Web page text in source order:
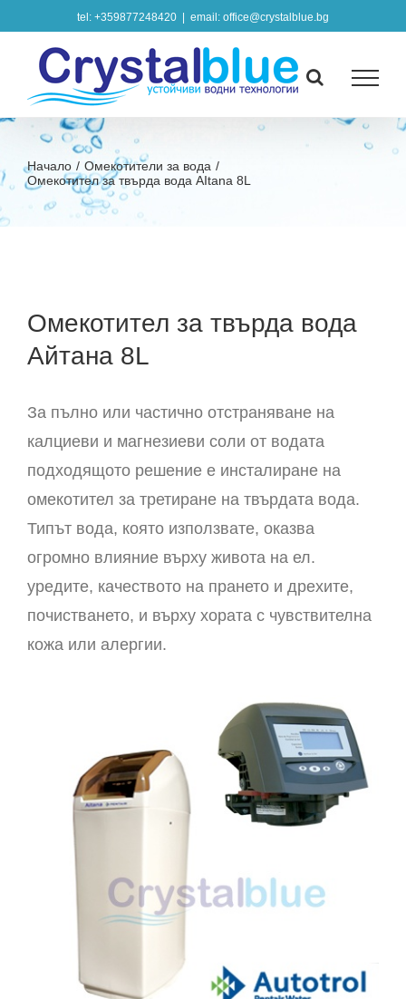
content
tel: +359877248420 email: office@crystalblue.bg
Начало / Омекотители за вода /
Омекотител за твърда вода AItana 8L
Омекотител за твърда вода
Айтана 8L
За пълно или частично отстраняване на
калциеви и магнезиеви соли от водата
подходящото решение е инсталиране на
омекотител за третиране на твърдата вода.
Типът вода, която използвате, оказва
огромно влияние върху живота на ел.
уредите, качеството на прането и дрехите,
почистването, и върху хората с чувствителна
кожа или алергии.